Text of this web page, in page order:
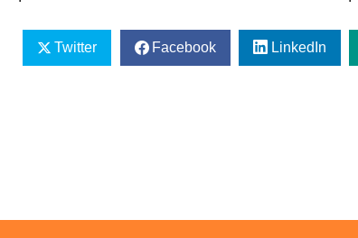
Twitter Facebook LinkedIn